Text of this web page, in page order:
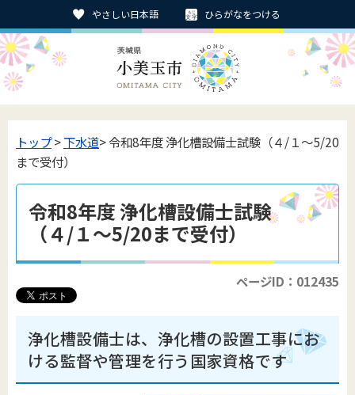
やさしい日本語 ひらがなをつける
トップ>下水道> 令和8年度 浄化槽設備士試験（４/１～5/20
まで受付）
令和8年度 浄化槽設備士試験
（４/１～5/20まで受付）
ページID：012435
浄化槽設備士は、浄化槽の設置工事にお
ける監督や管理を行う国家資格です